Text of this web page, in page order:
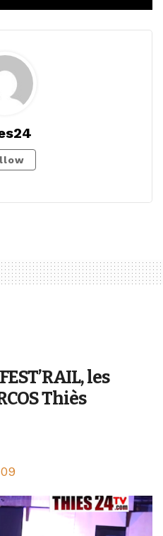
les
Thiès